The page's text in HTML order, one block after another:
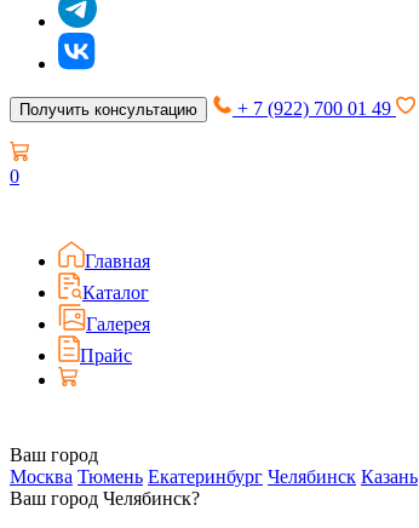
Получить консультацию + 7 (922) 700 01 49
0
Главная
Каталог
Галерея
Прайс
Ваш город
Москва Тюмень Екатеринбург Челябинск Казань
Ваш город Челябинск?